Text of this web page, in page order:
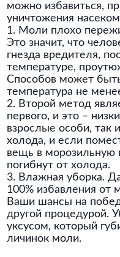
можно избавиться,
уничтожения
1. Моли плохо
Это значит, что
гнезда вредителя,
температуре,
Способов может
температура не
2. Второй метод
первого, и это –
взрослые особи, так
холода, и если
вещь в морозильную
погибнут от холода.
3. Влажная уборка.
100% избавления от
Ваши шансы на
другой процедурой.
уксусом, который
личинок моли.